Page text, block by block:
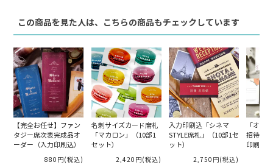
この商品を見た人は、こちらの商品もチェックしています
【完全お任せ】ファン
タジー席次表完成品オ
ーダー（入力印刷込）
880円(税込)
名刺サイズカード席札
「マカロン」（10部1
セット）
2,420円(税込)
入力印刷込「シネマ
STYLE席札」（10部1セ
ット）
2,750円(税込)
「オー
招待状
印刷込）